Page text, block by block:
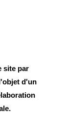
site par
d'un